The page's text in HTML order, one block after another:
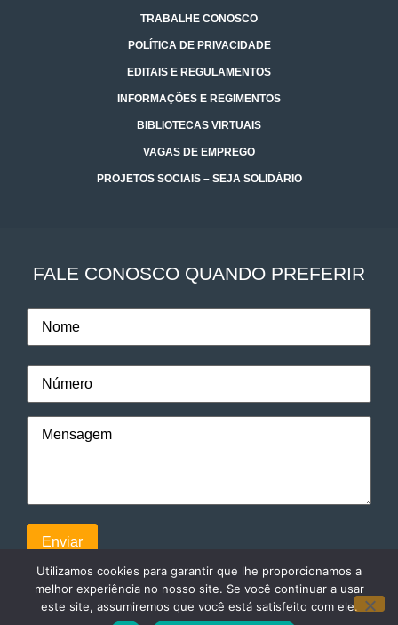
TRABALHE CONOSCO
POLÍTICA DE PRIVACIDADE
EDITAIS E REGULAMENTOS
INFORMAÇÕES E REGIMENTOS
BIBLIOTECAS VIRTUAIS
VAGAS DE EMPREGO
PROJETOS SOCIAIS – SEJA SOLIDÁRIO
FALE CONOSCO QUANDO PREFERIR
Utilizamos cookies para garantir que lhe proporcionamos a
melhor experiência no nosso site. Se você continuar a usar
este site, assumiremos que você está satisfeito com ele.